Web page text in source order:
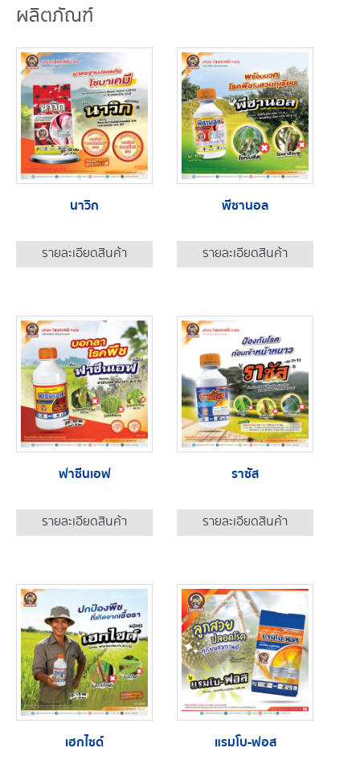
ผลิตภัณฑ์
นาวิก
รายละเอียดสินค้า
พีซานอล
รายละเอียดสินค้า
ฟาซีนเอฟ
รายละเอียดสินค้า
ราซัส
รายละเอียดสินค้า
เฮกไซด์ แรมโบ-ฟอส